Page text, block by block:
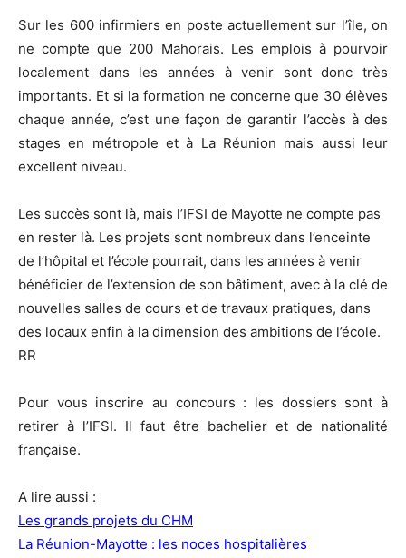
Sur les 600 infirmiers en poste actuellement sur l’île, on
ne compte que 200 Mahorais. Les emplois à pourvoir
localement dans les années à venir sont donc très
importants. Et si la formation ne concerne que 30 élèves
chaque année, c’est une façon de garantir l’accès à des
stages en métropole et à La Réunion mais aussi leur
excellent niveau.
Les succès sont là, mais l’IFSI de Mayotte ne compte pas
en rester là. Les projets sont nombreux dans l’enceinte
de l’hôpital et l’école pourrait, dans les années à venir
bénéficier de l’extension de son bâtiment, avec à la clé de
nouvelles salles de cours et de travaux pratiques, dans
des locaux enfin à la dimension des ambitions de l’école.
RR
Pour vous inscrire au concours : les dossiers sont à
retirer à l’IFSI. Il faut être bachelier et de nationalité
française.
A lire aussi :
Les grands projets du CHM
La Réunion-Mayotte : les noces hospitalières